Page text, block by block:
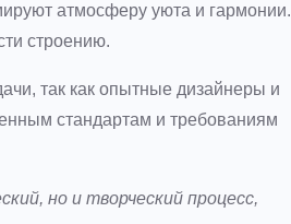
атмосферу уюта и гармонии.
строению.
так как опытные дизайнеры и
стандартам и требованиям
но и творческий процесс,